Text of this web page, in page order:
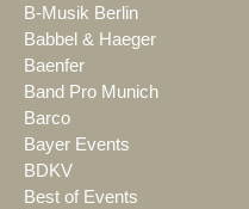
B-Musik Berlin
Babbel & Haeger
Baenfer
Band Pro Munich
Barco
Bayer Events
BDKV
Best of Events